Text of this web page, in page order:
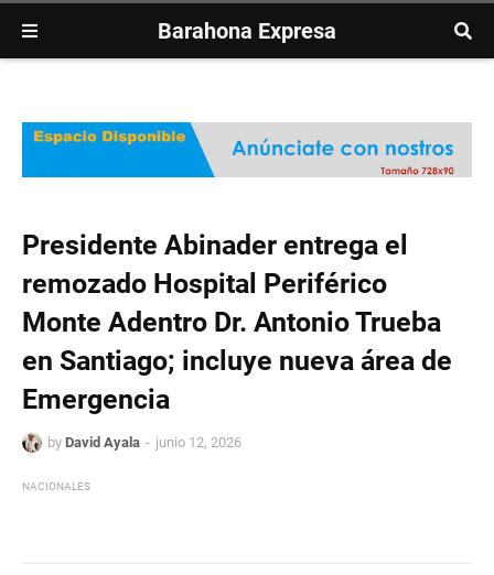
Barahona Expresa
Presidente Abinader entrega el
remozado Hospital Periférico
Monte Adentro Dr. Antonio Trueba
en Santiago; incluye nueva área de
Emergencia
by David Ayala junio 12, 2026
NACIONALES